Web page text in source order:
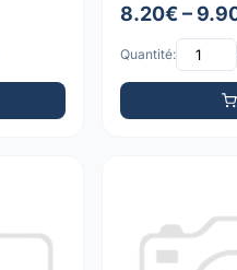
8.20€ –
Quantité: